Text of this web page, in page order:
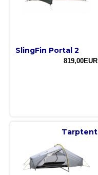
SlingFin Portal 2
819,00EUR
Tarptent